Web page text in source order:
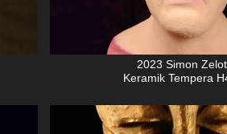
2023 Simon
Keramik Tempera